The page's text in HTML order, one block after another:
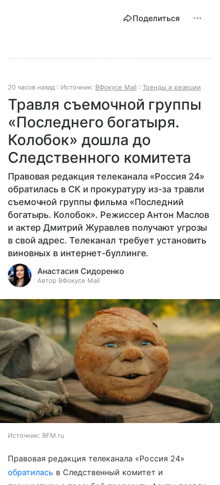
Поделиться
20 часов назад Источник: ВФокусе Mail Тренды и реакции
Травля съемочной группы
«Последнего богатыря.
Колобок» дошла до
Следственного комитета
Правовая редакция телеканала «Россия 24»
обратилась в СК и прокуратуру из-за травли
съемочной группы фильма «Последний
богатырь. Колобок». Режиссер Антон Маслов
и актер Дмитрий Журавлев получают угрозы
в свой адрес. Телеканал требует установить
виновных в интернет-буллинге.
Анастасия Сидоренко
Автор ВФокусе Mail
Источник: BFM.ru
Правовая редакция телеканала «Россия 24»
обратилась в Следственный комитет и